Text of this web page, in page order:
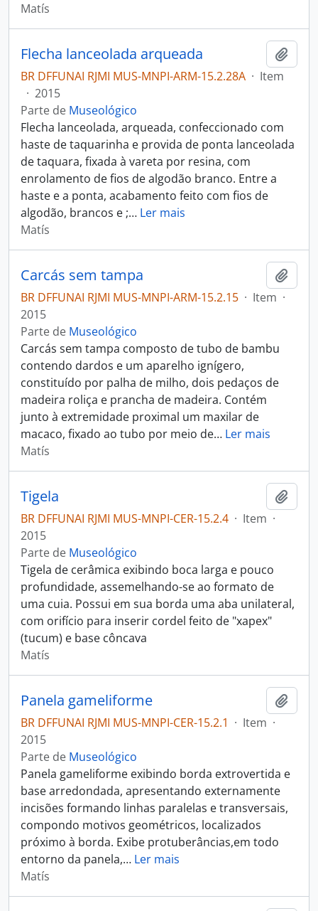
Matís
Flecha lanceolada arqueada
BR DFFUNAI RJMI MUS-MNPI-ARM-15.2.28A · Item
· 2015
Parte de Museológico
Flecha lanceolada, arqueada, confeccionado com
haste de taquarinha e provida de ponta lanceolada
de taquara, fixada à vareta por resina, com
enrolamento de fios de algodão branco. Entre a
haste e a ponta, acabamento feito com fios de
algodão, brancos e ;… Ler mais
Matís
Carcás sem tampa
BR DFFUNAI RJMI MUS-MNPI-ARM-15.2.15 · Item ·
2015
Parte de Museológico
Carcás sem tampa composto de tubo de bambu
contendo dardos e um aparelho ignígero,
constituído por palha de milho, dois pedaços de
madeira roliça e prancha de madeira. Contém
junto à extremidade proximal um maxilar de
macaco, fixado ao tubo por meio de… Ler mais
Matís
Tigela
BR DFFUNAI RJMI MUS-MNPI-CER-15.2.4 · Item ·
2015
Parte de Museológico
Tigela de cerâmica exibindo boca larga e pouco
profundidade, assemelhando-se ao formato de
uma cuia. Possui em sua borda uma aba unilateral,
com orifício para inserir cordel feito de "xapex"
(tucum) e base côncava
Matís
Panela gameliforme
BR DFFUNAI RJMI MUS-MNPI-CER-15.2.1 · Item ·
2015
Parte de Museológico
Panela gameliforme exibindo borda extrovertida e
base arredondada, apresentando externamente
incisões formando linhas paralelas e transversais,
compondo motivos geométricos, localizados
próximo à borda. Exibe protuberâncias,em todo
entorno da panela,… Ler mais
Matís